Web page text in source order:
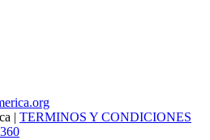
| TERMINOS Y CONDICIONES